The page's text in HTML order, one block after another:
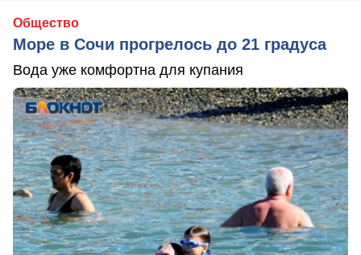
Общество
Море в Сочи прогрелось до 21 градуса
Вода уже комфортна для купания